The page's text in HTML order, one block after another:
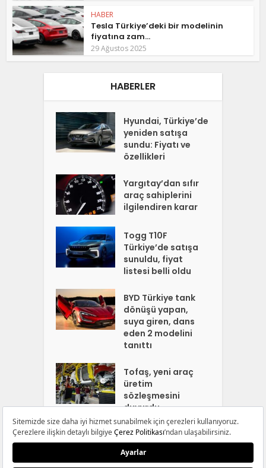
HABER
Tesla Türkiye’deki bir modelinin
fiyatına zam...
29 Ağustos 2025
HABERLER
Hyundai, Türkiye’de
yeniden satışa
sundu: Fiyatı ve
özellikleri
Yargıtay’dan sıfır
araç sahiplerini
ilgilendiren karar
Togg T10F
Türkiye’de satışa
sunuldu, fiyat
listesi belli oldu
BYD Türkiye tank
dönüşü yapan,
suya giren, dans
eden 2 modelini
tanıttı
Tofaş, yeni araç
üretim
sözleşmesini
duyurdu